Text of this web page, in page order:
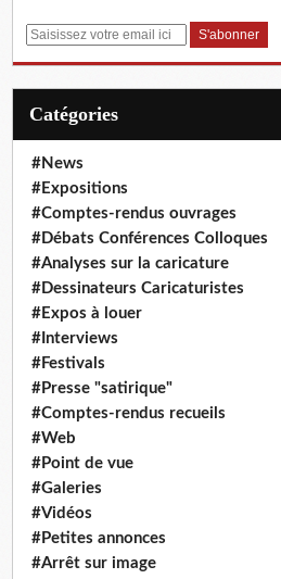
E
Catégories
#News
#Expositions
#Comptes-rendus ouvrages
#Débats Conférences Colloques
#Analyses sur la caricature
#Dessinateurs Caricaturistes
#Expos à louer
#Interviews
#Festivals
#Presse "satirique"
#Comptes-rendus recueils
#Web
#Point de vue
#Galeries
#Vidéos
#Petites annonces
#Arrêt sur image